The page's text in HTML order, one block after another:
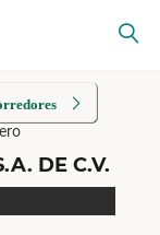
DE C.V.